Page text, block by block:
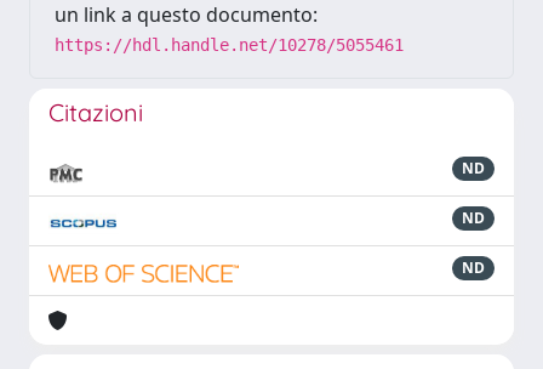
un link a questo documento:
https://hdl.handle.net/10278/5055461
Citazioni
ND
ND
ND